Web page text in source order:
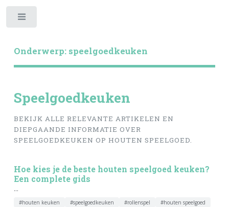
Onderwerp: speelgoedkeuken
Speelgoedkeuken
BEKIJK ALLE RELEVANTE ARTIKELEN EN
DIEPGAANDE INFORMATIE OVER
SPEELGOEDKEUKEN OP HOUTEN SPEELGOED.
Hoe kies je de beste houten speelgoed keuken?
Een complete gids
...
#houten keuken #speelgoedkeuken #rollenspel
#houten speelgoed